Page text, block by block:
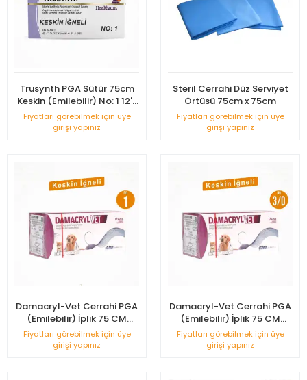
Trusynth PGA Sütür 75cm
Keskin (Emilebilir) No: 1 12'li
Kutu
Fiyatları görebilmek için üye
girişi yapınız
Steril Cerrahi Düz Serviyet
Örtüsü 75cm x 75cm
Fiyatları görebilmek için üye
girişi yapınız
Damacryl-Vet Cerrahi PGA
(Emilebilir) İplik 75 CM
Keskin İğneli 12'li Paket No: 1
Fiyatları görebilmek için üye
girişi yapınız
Damacryl-Vet Cerrahi PGA
(Emilebilir) İplik 75 CM
Keskin İğneli 12'li Paket No:
3/0
Fiyatları görebilmek için üye
girişi yapınız